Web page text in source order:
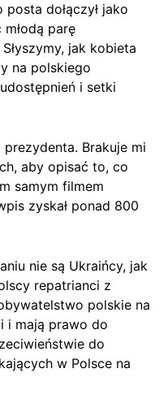
dołączył jako
parę
jak kobieta
na polskiego
i setki
Brakuje mi
aby opisać to, co
samym filmem
zyskał ponad 800
nie są Ukraińcy, jak
repatrianci z
polskie na
i mają prawo do
do
w Polsce na